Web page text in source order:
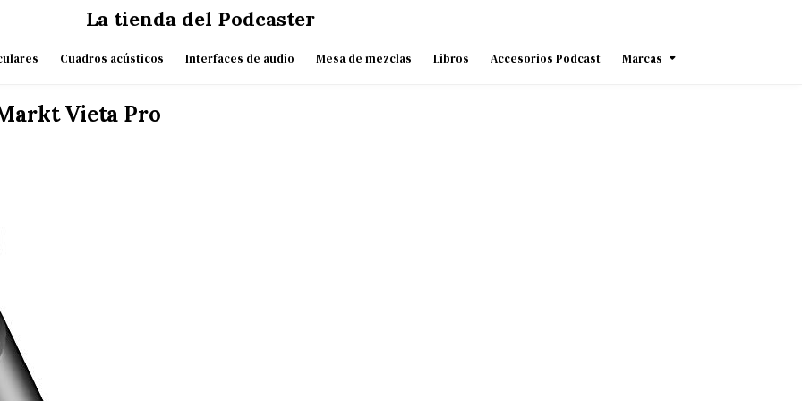
La tienda del Podcaster
Cuadros acústicos Interfaces de audio Mesa de mezclas Libros Accesorios Podcast Marcas
Vieta Pro